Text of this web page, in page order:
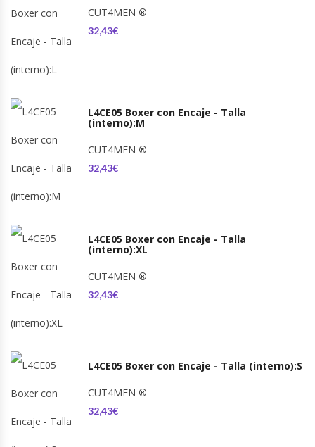
CUT4MEN ®
32,43€
L4CE05 Boxer con Encaje - Talla
(interno):M
CUT4MEN ®
32,43€
L4CE05 Boxer con Encaje - Talla
(interno):XL
CUT4MEN ®
32,43€
L4CE05 Boxer con Encaje - Talla (interno):S
CUT4MEN ®
32,43€